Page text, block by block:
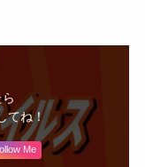
てね！
Me